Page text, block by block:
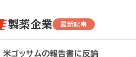
製薬企業 最新記事
米ゴッサムの報告書に反論